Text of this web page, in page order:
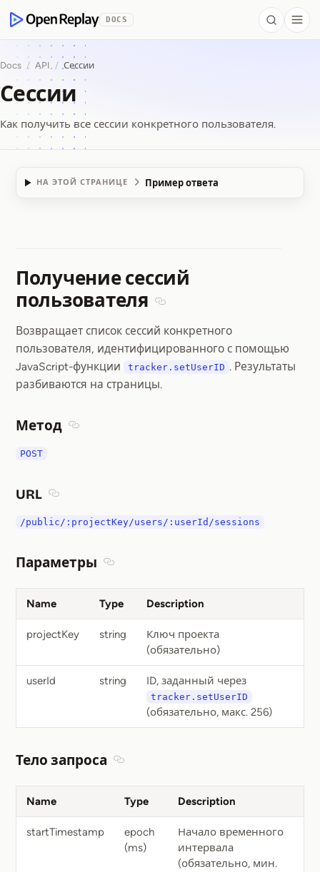
OpenReplay
DOCS Search
Docs / API / Сессии
Сессии
Как получить все сессии конкретного пользователя.
НА ЭТОЙ СТРАНИЦЕ Пример ответа
Получение сессий
пользователя
Возвращает список сессий конкретного
пользователя, идентифицированного с помощью
JavaScript-функции
tracker.setUserID . Результаты
разбиваются на страницы.
Метод
POST
URL
/public/:projectKey/users/:userId/sessions
Параметры
Name Type Description
projectKey string
Ключ проекта
(обязательно)
userId string ID, заданный через
tracker.setUserID
(обязательно, макс. 256)
Тело запроса
Name Type Description
startTimestamp
epoch
(ms)
Начало временного
интервала
(обязательно, мин.